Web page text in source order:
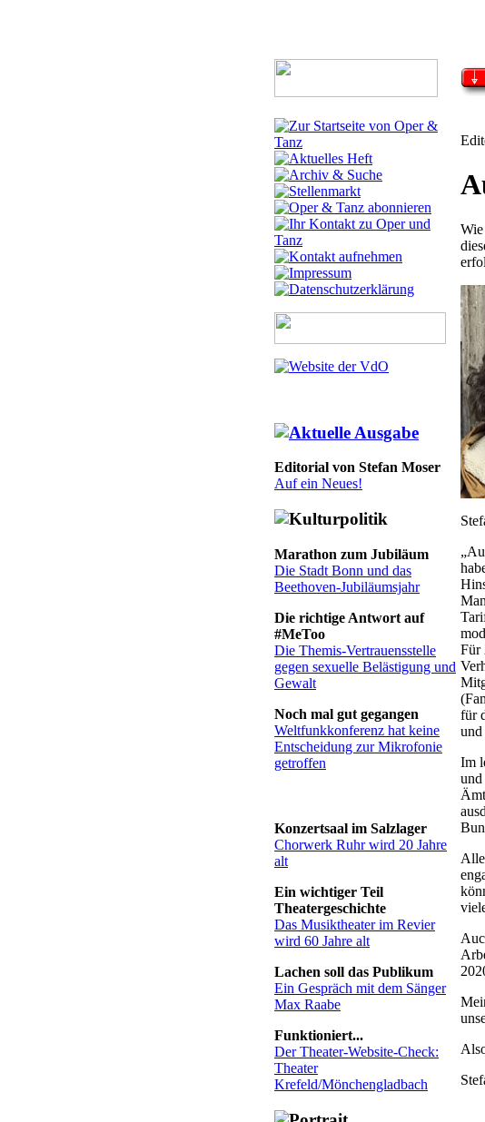
Editorial von Stefan Moser
Auf ein Neues!
Marathon zum Jubiläum
Die Stadt Bonn und das
Beethoven-Jubiläumsjahr
Die richtige Antwort auf
#MeToo
Die Themis-Vertrauensstelle
gegen sexuelle Belästigung und
Gewalt
Noch mal gut gegangen
Weltfunkkonferenz hat keine
Entscheidung zur Mikrofonie
getroffen
Konzertsaal im Salzlager
Chorwerk Ruhr wird 20 Jahre
alt
Ein wichtiger Teil
Theatergeschichte
Das Musiktheater im Revier
wird 60 Jahre alt
Lachen soll das Publikum
Ein Gespräch mit dem Sänger
Max Raabe
Funktioniert...
Der Theater-Website-Check:
Theater
Krefeld/Mönchengladbach
Für
für
und
Im
und